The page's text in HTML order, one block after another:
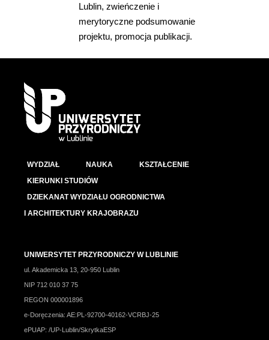
Lublin, zwieńczenie i
merytoryczne podsumowanie
projektu, promocja publikacji.
WYDZIAŁ NAUKA
KSZTAŁCENIE
KIERUNKI STUDIÓW
DZIEKANAT WYDZIAŁU OGRODNICTWA
I ARCHITEKTURY KRAJOBRAZU
UNIWERSYTET PRZYRODNICZY W LUBLINIE
ul. Akademicka 13, 20-950 Lublin
NIP 712 010 37 75
REGON 000001896
e-Doręczenia: AE:PL-92700-40162-VCRBJ-25
ePUAP: /UP-Lublin/SkrytkaESP